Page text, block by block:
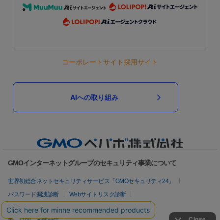
コーポレートサイト採用サイト
AIへの取り組み
GMOインターネットグループのセキュリティ事業について
世界初総合ネットセキュリティサービス「GMOセキュリティ24」
パスワード漏洩診断
Webサイトリスク診断
セキュリティ相談AIチャットボット